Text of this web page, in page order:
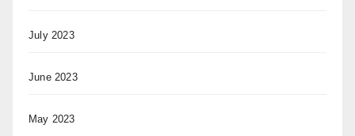
July 2023
June 2023
May 2023